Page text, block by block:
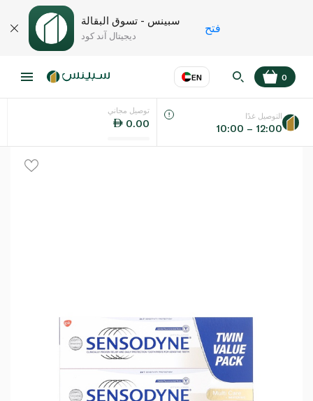
سبينس - تسوق البقالة
ديجيتال آند كود
فتح
EN
اللغة عر
0
توصيل مجاني
0.00
التوصيل غدًا
10:00 – 12:00